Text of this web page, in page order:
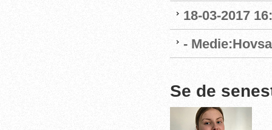
18-03-2017
-
Se de